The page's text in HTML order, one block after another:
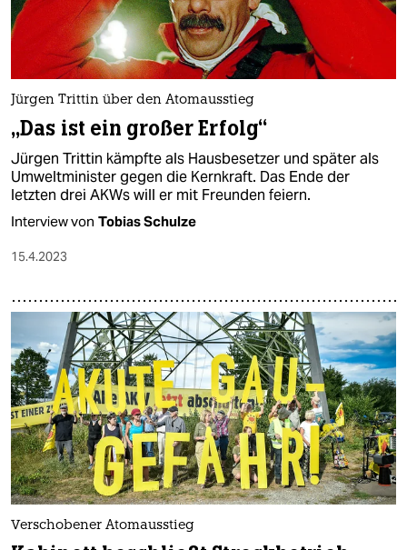
Jürgen Trittin über den Atomausstieg
„Das ist ein großer Erfolg“
Jürgen Trittin kämpfte als Hausbesetzer und später als
Umweltminister gegen die Kernkraft. Das Ende der
letzten drei AKWs will er mit Freunden feiern.
Interview von Tobias Schulze
15.4.2023
Verschobener Atomausstieg